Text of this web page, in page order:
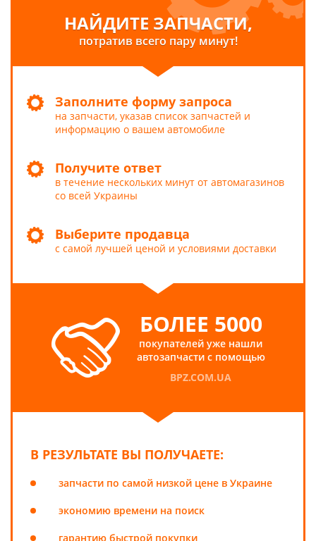
НАЙДИТЕ ЗАПЧАСТИ,
потратив всего пару минут!
Заполните форму запроса
на запчасти, указав список запчастей и
информацию о вашем автомобиле
Получите ответ
в течение нескольких минут от автомагазинов
со всей Украины
Выберите продавца
с самой лучшей ценой и условиями доставки
БОЛЕЕ 5000
покупателей уже нашли
автозапчасти с помощью
BPZ.COM.UA
В РЕЗУЛЬТАТЕ ВЫ ПОЛУЧАЕТЕ:
запчасти по самой низкой цене в Украине
экономию времени на поиск
гарантию быстрой покупки